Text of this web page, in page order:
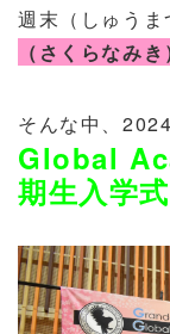
週末（しゅう
（さくらなみき
そんな中、
Global
期生入学式